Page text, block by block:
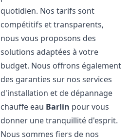
quotidien. Nos tarifs sont
compétitifs et transparents,
nous vous proposons des
solutions adaptées à votre
budget. Nous offrons également
des garanties sur nos services
d'installation et de dépannage
chauffe eau Barlin pour vous
donner une tranquillité d'esprit.
Nous sommes fiers de nos